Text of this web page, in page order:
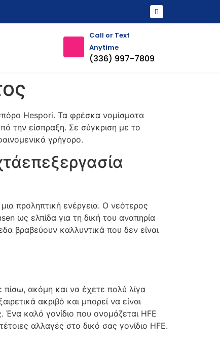
Call or Text
Anytime
(336) 997-7809
Hespori. Τα φρέσκα νομίσματα
την είσπραξη. Σε σύγκριση με το
γρήγορο.
προληπτική ενέργεια. Ο νεότερος
ως ελπίδα για τη δική του αναπηρία
βραβεύουν καλλυντικά που δεν είναι
ακόμη και να έχετε πολύ λίγα
ακριβό και μπορεί να είναι
Ένα καλό γονίδιο που ονομάζεται HFE
αλλαγές στο δικό σας γονίδιο HFE.